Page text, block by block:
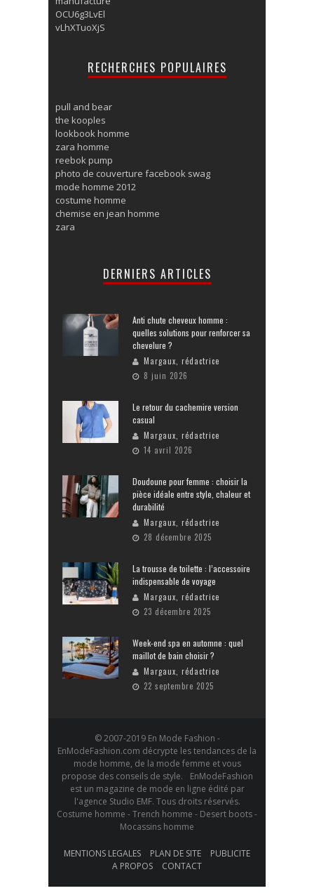
OCU6g3LvEl
vLhXTuoXjS
RECHERCHES POPULAIRES
pull and bear
the kooples
lookbook homme
zara homme
reebok pump
photo de couverture facebook swag
mode homme 2012
costume homme
chemise en jean homme
zara
DERNIERS ARTICLES
Anti chute cheveux homme :
quelles solutions pour renforcer sa
chevelure ?
Margaux, rédactrice
8 juin 2026
Le retour du cachemire version
casual
Margaux, rédactrice
14 avril 2026
Doudoune pour femme : choisir la
pièce idéale entre style, chaleur et
durabilité
Margaux, rédactrice
28 décembre 2025
La trousse de toilette : l’accessoire
indispensable de voyage
Margaux, rédactrice
23 décembre 2025
Week-end spa en automne : quel
maillot de bain choisir ?
Margaux, rédactrice
22 septembre 2025
© 2007-2019 En Mode Fashion -
EnModeFashion.com décrypte les tendances de la
mode homme, de la mode femme et vous
propose des conseils de style. EnModeFashion
est un magazine de mode en ligne édité par
l'agence Studio EMF. Tous droits réservés.
Costume homme - Trench homme - Desert boots -
Mocassins homme
MENTIONS LEGALES PLAN DE SITE
PUBLICITE
A PROPOS
CONTACT